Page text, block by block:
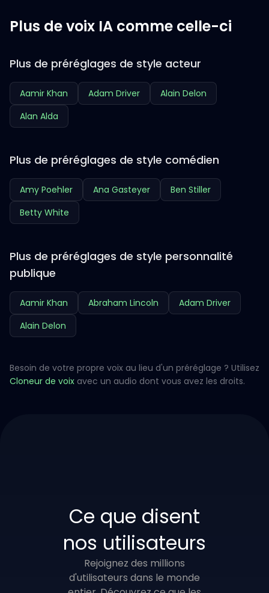
Plus de voix IA comme celle-ci
Plus de préréglages de style acteur
Aamir Khan Adam Driver
Alain Delon
Alan Alda
Plus de préréglages de style comédien
Amy Poehler Ana Gasteyer
Ben Stiller
Betty White
Plus de préréglages de style personnalité
publique
Aamir Khan Abraham Lincoln
Adam Driver
Alain Delon
Besoin de votre propre voix au lieu d'un préréglage ? Utilisez
Cloneur de voix avec un audio dont vous avez les droits.
Ce que disent
nos utilisateurs
Rejoignez des millions
d'utilisateurs dans le monde